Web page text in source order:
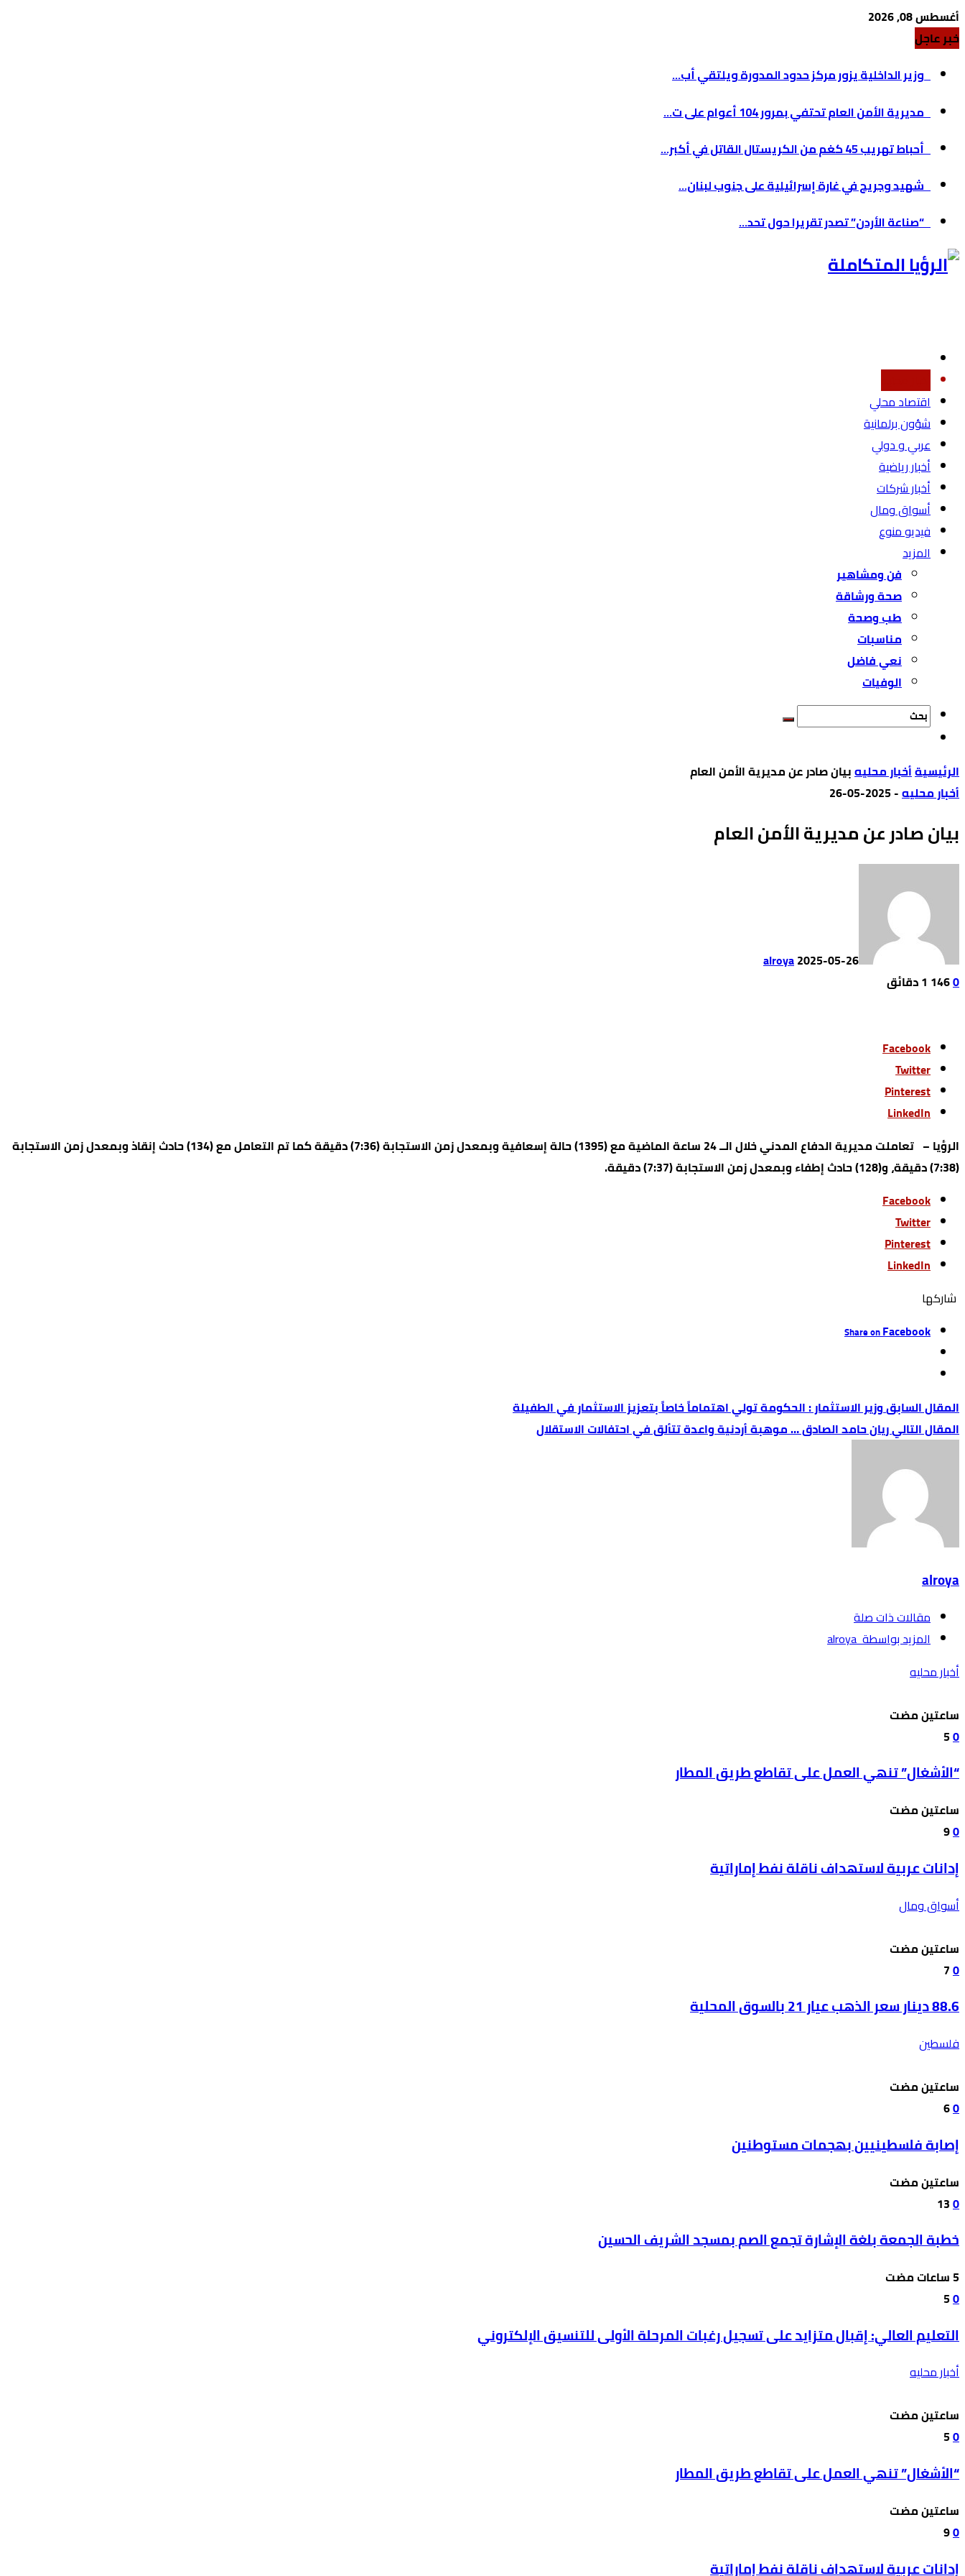
أغسطس 08, 2026
خبر عاجل
وزير الداخلية يزور مركز حدود المدورة ويلتقي أب...
مديرية الأمن العام تحتفي بمرور 104 أعوام على ت...
أحباط تهريب 45 كغم من الكريستال القاتل في أكبر...
شهيد وجريح في غارة إسرائيلية على جنوب لبنان...
“صناعة الأردن” تصدر تقريرا حول تحد...
اقتصاد محلي
شؤون برلمانية
عربي و دولي
أخبار رياضية
أخبار شركات
أسواق ومال
فيديو منوع
المزيد
فن ومشاهير
صحة ورشاقة
طب وصحة
مناسبات
نعي فاضل
الوفيات
‫الرئيسية‬أخبار محليهبيان صادر عن مديرية الأمن العام
أخبار محليه-
2025-05-26
بيان صادر عن مديرية الأمن العام
alroya2025-05-26
0
146 1 ‫دقائق‬
Facebook
Twitter
Pinterest
LinkedIn
الرؤيا – تعاملت مديرية الدفاع المدني خلال الــ 24 ساعة الماضية مع (1395) حالة إسعافية وبمعدل زمن الاستجابة (7:36) دقيقة كما تم التعامل مع (134) حادث إنقاذ وبمعدل زمن الاستجابة
(7:38) دقيقة، و(128) حادث إطفاء وبمعدل زمن الاستجابة (7:37) دقيقة.
Facebook
Twitter
Pinterest
LinkedIn
‫‫ شاركها‬
Share onFacebook
وزير الاستثمار : الحكومة تولي اهتماماً خاصاً بتعزيز الاستثمار في الطفيلة
ريان حامد الصادق … موهبة أردنية واعدة تتألق في احتفالات الاستقلال
alroya
‫مقالات ذات صلة‬
‫‫المزيد بواسطة‬ ‬ alroya
أخبار محليه
‫‫‫‏‫ساعتين مضت‬
0
5
“الأشغال” تنهي العمل على تقاطع طريق المطار
‫‫‫‏‫ساعتين مضت‬
0
9
إدانات عربية لاستهداف ناقلة نفط إماراتية
أسواق ومال
‫‫‫‏‫ساعتين مضت‬
0
7
88.6 دينار سعر الذهب عيار 21 بالسوق المحلية
فلسطين
‫‫‫‏‫ساعتين مضت‬
0
6
إصابة فلسطينيين بهجمات مستوطنين
‫‫‫‏‫ساعتين مضت‬
0
13
خطبة الجمعة بلغة الإشارة تجمع الصم بمسجد الشريف الحسين
0
5
التعليم العالي: إقبال متزايد على تسجيل رغبات المرحلة الأولى للتنسيق الإلكتروني
أخبار محليه
‫‫‫‏‫ساعتين مضت‬
0
5
“الأشغال” تنهي العمل على تقاطع طريق المطار
‫‫‫‏‫ساعتين مضت‬
0
9
إدانات عربية لاستهداف ناقلة نفط إماراتية